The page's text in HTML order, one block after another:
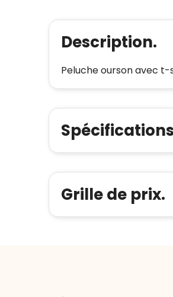
Description.
Peluche ourson avec
Grille de prix.